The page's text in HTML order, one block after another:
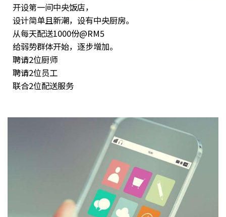
开设第一间中央饭店，
设计简单且新潮，设有中央厨房。
从每天配送1000份@RM5
给弱势群体开始，逐步增加。
聘请2位厨师
聘请2位员工
联合2位配送服务